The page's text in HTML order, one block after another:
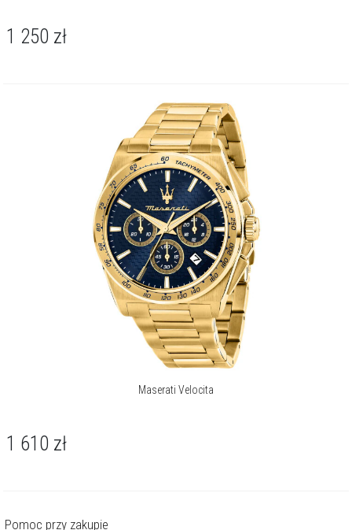
1 250 zł
Maserati Velocita
1 610 zł
Pomoc przy zakupie